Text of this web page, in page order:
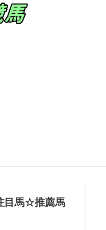
目馬☆推薦馬